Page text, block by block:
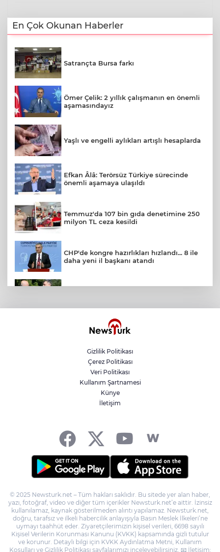
En Çok Okunan Haberler
Satrançta Bursa farkı
Ömer Çelik: 2 yıllık çalışmanın en önemli
aşamasındayız
Yaşlı ve engelli aylıkları artışlı hesaplarda
Efkan Âlâ: Terörsüz Türkiye sürecinde
önemli aşamaya ulaşıldı
Temmuz'da 107 bin gıda denetimine 250
milyon TL ceza kesildi
CHP'de kongre hazırlıkları hızlandı... 8 ile
daha yeni il başkanı atandı
BLOK3'ten Spotify Türkiye'de tarihi
rekor... Albümdeki 10 şarkının tamamı
'Terörsüz Türkiye' kanun teklifi TBMM'ye
Dervişoğlu: İhanet belgesini kabul
Gizlilik Politikası
Çerez Politikası
Veri Politikası
Kullanım Şartnamesi
Künye
İletişim
© 2025 Newsturk.net – Tüm hakları saklıdır. Bu sitede yer alan haber,
yazı, fotoğraf, video ve diğer tüm içerikler Newsturk.net’e aittir. İzinsiz
kullanılamaz, kaynak gösterilmeden alıntı yapılamaz. Newsturk.net,
doğru, tarafsız ve ilkeli habercilik anlayışıyla Basın Meslek İlkeleri’ne
uymayı taahhüt eder. Ziyaretçilerimizin kişisel verileri, 6698 sayılı
Kişisel Verilerin Korunması Kanunu (KVKK) kapsamında gizli tutulur
ve korunur. Detaylı bilgi için KVKK Aydınlatma Metni, Kullanım
Koşulları ve Gizlilik Politikası sayfalarımızı inceleyebilirsiniz. 📧 İletişim: